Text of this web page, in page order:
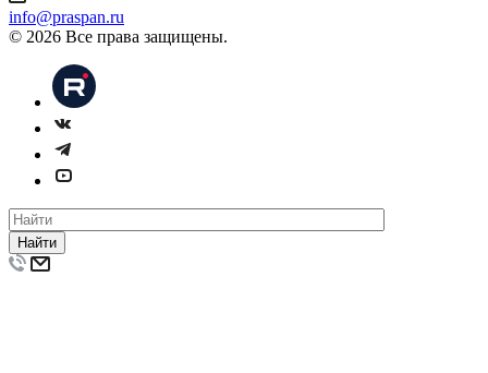
info@praspan.ru
© 2026 Все права защищены.
Найти